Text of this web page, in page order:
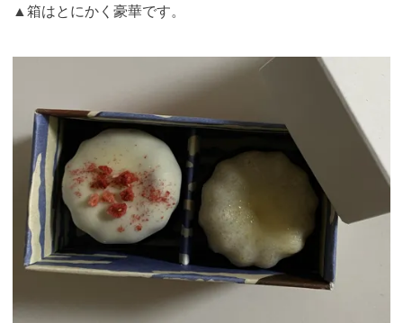
▲箱はとにかく豪華です。